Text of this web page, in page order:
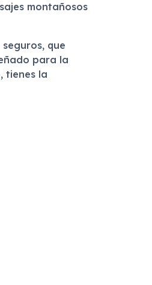
montañosos
que
para la
tienes la